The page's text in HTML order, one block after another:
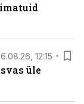
12:15
üle